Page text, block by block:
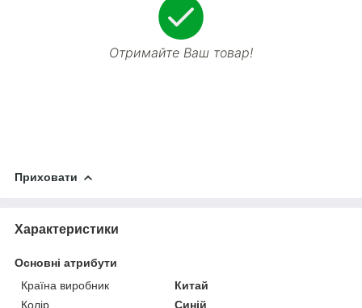
Отримайте Ваш товар!
Приховати
Характеристики
Основні атрибути
Країна виробник
Китай
Колір
Синій